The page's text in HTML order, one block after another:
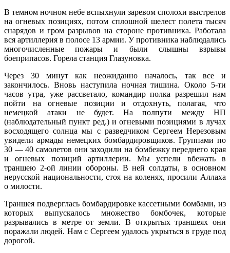
В темном ночном небе вспыхнули заревом сполохи выстрелов
на огневых позициях, потом сплошной шелест полета тысяч
снарядов и гром разрывов на стороне противника. Работала
вся артиллерия в полосе 13 армии. У противника наблюдались
многочисленные пожары и были слышны взрывы
боеприпасов. Горела станция Глазуновка.
Через 30 минут как неожиданно началось, так все и
закончилось. Вновь наступила ночная тишина. Около 5-ти
часов утра, уже рассветало, командир полка разрешил нам
пойти на огневые позиции и отдохнуть, полагая, что
немецкой атаки не будет. На полпути между НП
(наблюдательный пункт ред.) и огневыми позициями в лучах
восходящего солнца мы с разведчиком Сергеем Нерезовым
увидели армады немецких бомбардировщиков. Группами по
30 — 40 самолетов они заходили на бомбежку переднего края
и огневых позиций артиллерии. Мы успели вбежать в
траншею 2-ой линии обороны. В ней солдаты, в основном
нерусской национальности, стоя на коленях, просили Аллаха
о милости.
Траншея подверглась бомбардировке кассетными бомбами, из
которых выпускалось множество бомбочек, которые
разрывались в метре от земли. В открытых траншеях они
поражали людей. Нам с Сергеем удалось укрыться в груде под
дорогой.